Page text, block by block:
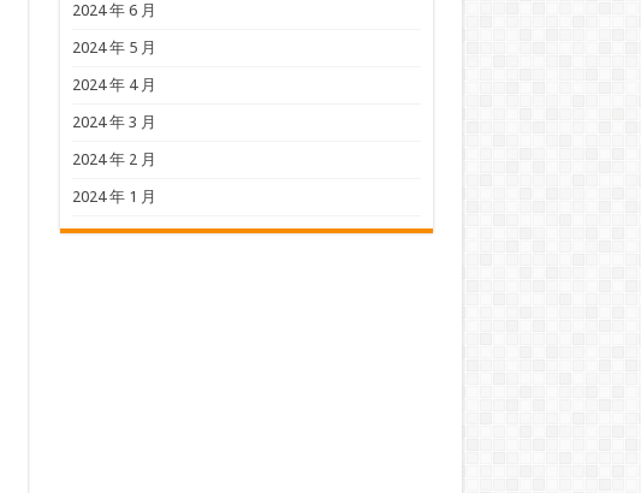
2024 年 6 月
2024 年 5 月
2024 年 4 月
2024 年 3 月
2024 年 2 月
2024 年 1 月